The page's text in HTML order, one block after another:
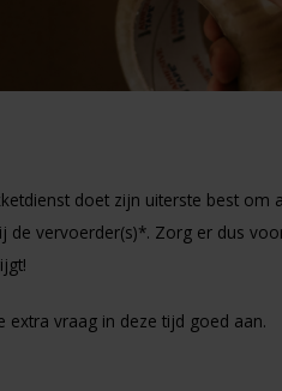
doet zijn uiterste best om
vervoerder(s)*. Zorg er dus
vraag in deze tijd goed aan.